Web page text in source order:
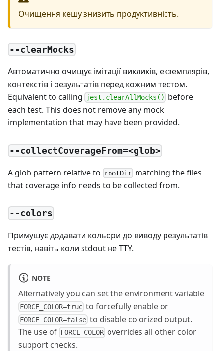
Очищення кешу знизить продуктивність.
--clearMocks
Автоматично очищує імітації викликів, екземплярів,
контекстів і результатів перед кожним тестом.
Equivalent to calling
jest.clearAllMocks()
before
each test. This does not remove any mock
implementation that may have been provided.
--collectCoverageFrom=<glob>
A glob pattern relative to rootDir matching the files
that coverage info needs to be collected from.
--colors
Примушує додавати кольори до виводу результатів
тестів, навіть коли stdout не TTY.
NOTE
Alternatively you can set the environment variable
FORCE_COLOR=true to forcefully enable or
FORCE_COLOR=false to disable colorized output.
The use of FORCE_COLOR overrides all other color
support checks.